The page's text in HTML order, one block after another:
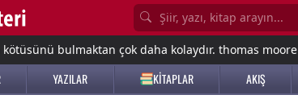
bulmaktan çok daha kolaydır. thomas moore
YAZILAR KİTAPLAR AKIŞ